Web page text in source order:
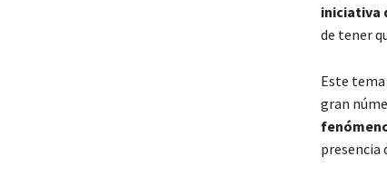
iniciativa
de tener
Este
gran
presencia